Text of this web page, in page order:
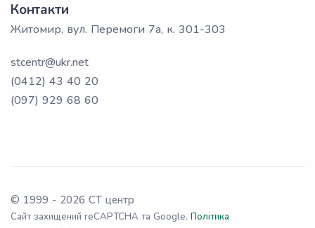
Контакти
Житомир, вул. Перемоги 7а, к. 301-303
stcentr@ukr.net
(0412) 43 40 20
(097) 929 68 60
© 1999 - 2026 СТ центр
Сайт захищений reCAPTCHA та Google. Політика